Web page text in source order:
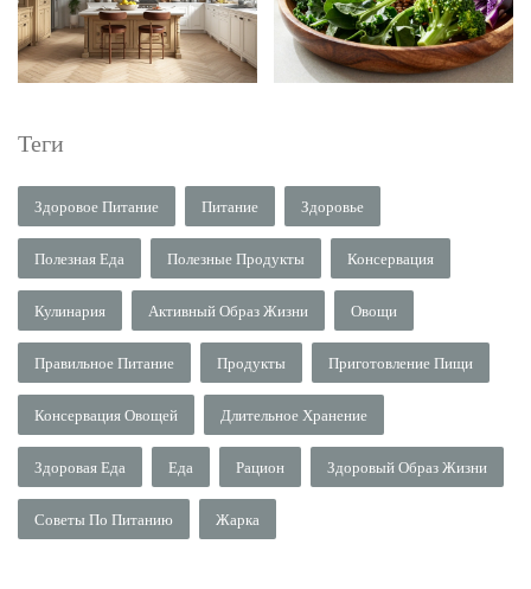
Теги
Здоровое Питание Питание Здоровье
Полезная Еда Полезные Продукты Консервация
Кулинария Активный Образ Жизни Овощи
Правильное Питание Продукты Приготовление Пищи
Консервация Овощей Длительное Хранение
Здоровая Еда Еда Рацион Здоровый Образ Жизни
Советы По Питанию Жарка